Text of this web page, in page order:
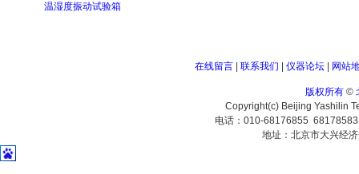
温湿度振动试验箱
在线留言| 联系我们 仪器论坛| 网站
版权所有©
Copyright(c) Beijing Yashilin
电话：010-68176855
地址：北京市大兴经